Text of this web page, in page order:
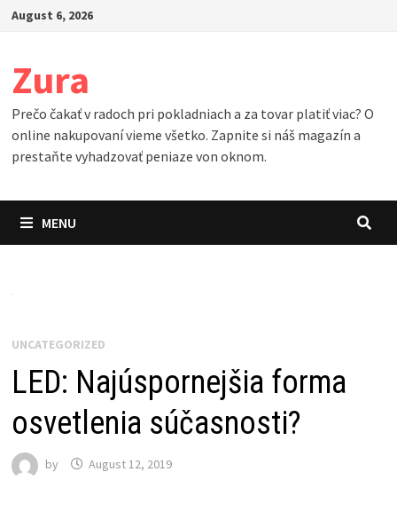
SkipAugust 6, 2026
Zura
Prečo čakať v radoch pri pokladniach a za tovar platiť viac? O
online nakupovaní vieme všetko. Zapnite si náš magazín a
prestaňte vyhadzovať peniaze von oknom.
MENU
UNCATEGORIZED
LED: Najúspornejšia forma
osvetlenia súčasnosti?
by August 12, 2019